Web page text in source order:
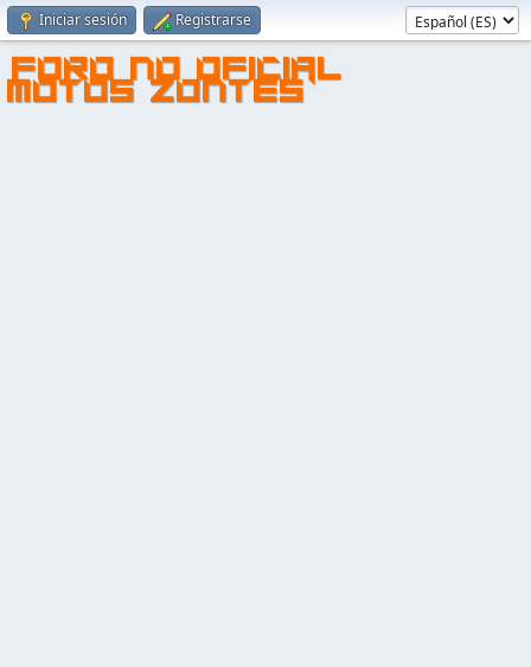
Iniciar sesión Registrarse
FORO NO OFICIAL
MOTOS ZONTES